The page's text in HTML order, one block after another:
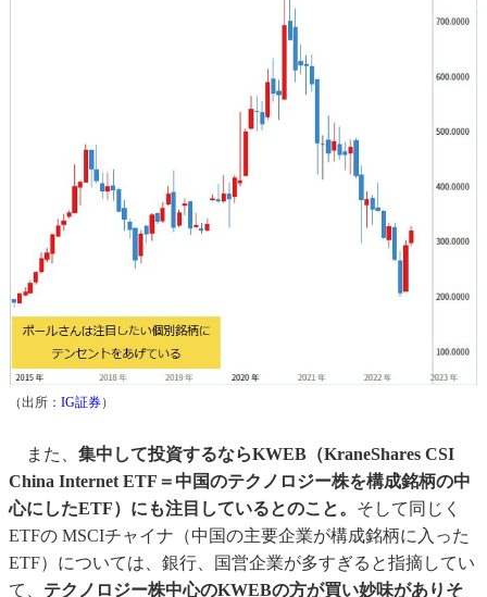
（出所： IG証券）
また、 集中して投資するならKWEB（KraneShares CSI
China Internet ETF＝中国のテクノロジー株を構成銘柄の中
心にしたETF）にも注目しているとのこと。 そして同じく
ETFの MSCIチャイナ（中国の主要企業が構成銘柄に入った
ETF）については、銀行、国営企業が多すぎると指摘してい
て、 テクノロジー株中心のKWEBの方が買い妙味がありそ